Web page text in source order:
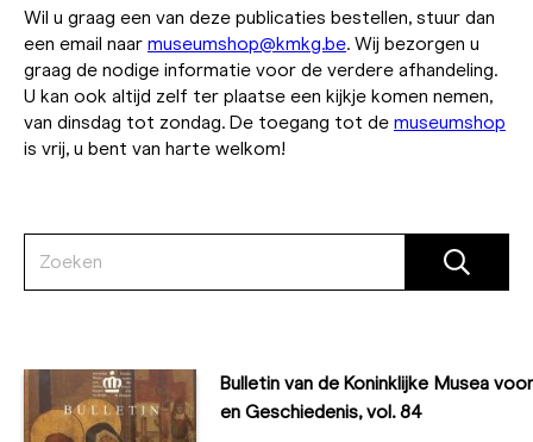
Wil u graag een van deze publicaties bestellen, stuur dan
een email naar museumshop@kmkg.be. Wij bezorgen u
graag de nodige informatie voor de verdere afhandeling.
U kan ook altijd zelf ter plaatse een kijkje komen nemen,
van dinsdag tot zondag. De toegang tot de museumshop
is vrij, u bent van harte welkom!
Bulletin van de Koninklijke Musea
en Geschiedenis, vol. 84